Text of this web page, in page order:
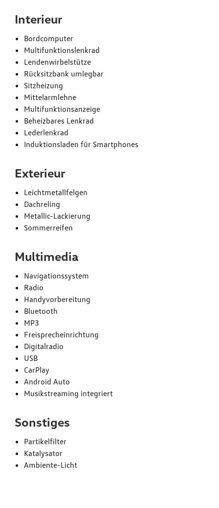
Interieur
Bordcomputer
Multifunktionslenkrad
Lendenwirbelstütze
Rücksitzbank umlegbar
Sitzheizung
Mittelarmlehne
Multifunktionsanzeige
Beheizbares Lenkrad
Lederlenkrad
Induktionsladen für Smartphones
Exterieur
Leichtmetallfelgen
Dachreling
Metallic-Lackierung
Sommerreifen
Multimedia
Navigationssystem
Radio
Handyvorbereitung
Bluetooth
MP3
Freisprecheinrichtung
Digitalradio
USB
CarPlay
Android Auto
Musikstreaming integriert
Sonstiges
Partikelfilter
Katalysator
Ambiente-Licht